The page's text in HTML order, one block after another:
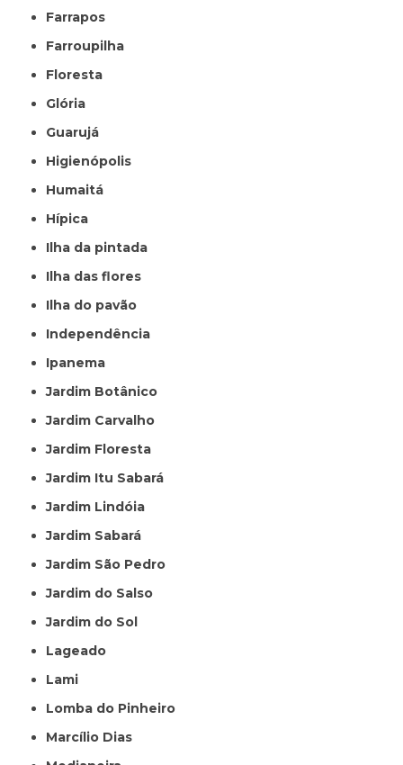
Farrapos
Farroupilha
Floresta
Glória
Guarujá
Higienópolis
Humaitá
Hípica
Ilha da pintada
Ilha das flores
Ilha do pavão
Independência
Ipanema
Jardim Botânico
Jardim Carvalho
Jardim Floresta
Jardim Itu Sabará
Jardim Lindóia
Jardim Sabará
Jardim São Pedro
Jardim do Salso
Jardim do Sol
Lageado
Lami
Lomba do Pinheiro
Marcílio Dias